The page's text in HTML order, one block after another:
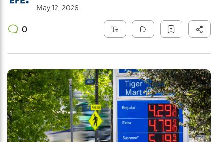
May 12, 2026
0